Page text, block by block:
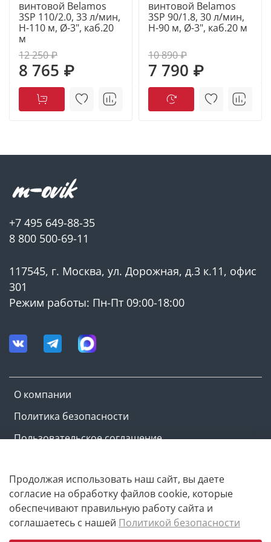
— насос для подачи воды в дом
► ПРИНЦИП РАБОТЫ
Погружной винтовой насос работает по шнековому
принципу: ротор перемещает воду равномерными
► ТЕХНИЧЕСКИЕ ХАРАКТЕРИСТИКИ
✓ Модель: 3SP 60/1.8
✓ Мощность: 670 Вт — эффективный насос для воды
220В
✓ Производительность: до 1800 л/ч (28 л/мин) —
✓ Напор: до 68 м — мощный насос для скважины с
напором
✓ Напряжение: 230 В / 50 Гц
✓ Температура воды: от +1 до +40 °C
► КОНСТРУКЦИЯ И МАТЕРИАЛЫ
винтовой Belamos
3SP 110/2.0, 33 л/мин,
Н-110 м, Ø-3", каб.20
м
12 250 ₽
8 765 ₽
винтовой Belamos
3SP 90/1.8, 30 л/мин,
Н-90 м, Ø-3", каб.20 м
10 890 ₽
7 790 ₽
О компании
Политика безопасности
Пользовательское соглашение
+7 495 649-88-35
8 800 500-69-11
117545, г. Москва, ул. Дорожная, д.3 к.11, офис
301
Режим работы: Пн-Пт 09:00-18:00
Copyright © M-ovik.ru. 2022-2026
Продолжая использовать наш сайт, вы даете
согласие на обработку файлов cookie, которые
обеспечивают правильную работу сайта и
соглашаетесь с нашей Политикой безопасности